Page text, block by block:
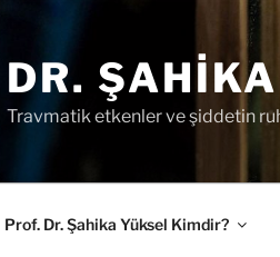
DR.
Travmatik etkenler ve şiddetin
Prof. Dr. Şahika Yüksel Kimdir?